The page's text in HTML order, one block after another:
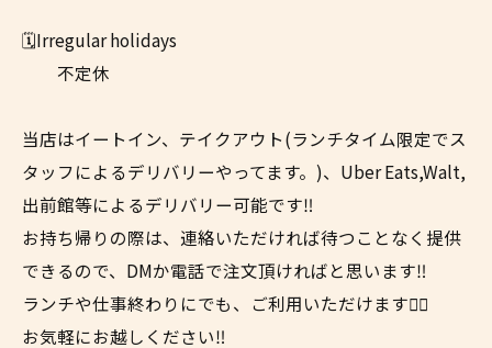
🗓️Irregular holidays
不定休
当店はイートイン、テイクアウト(ランチタイム限定でス
タッフによるデリバリーやってます。)、Uber Eats,Walt,
出前館等によるデリバリー可能です‼︎
お持ち帰りの際は、連絡いただければ待つことなく提供
できるので、DMか電話で注文頂ければと思います‼︎
ランチや仕事終わりにでも、ご利用いただけます✌🏼
お気軽にお越しください‼︎